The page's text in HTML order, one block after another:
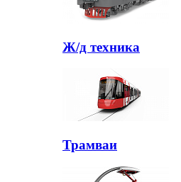
Ж/д техника
Трамваи